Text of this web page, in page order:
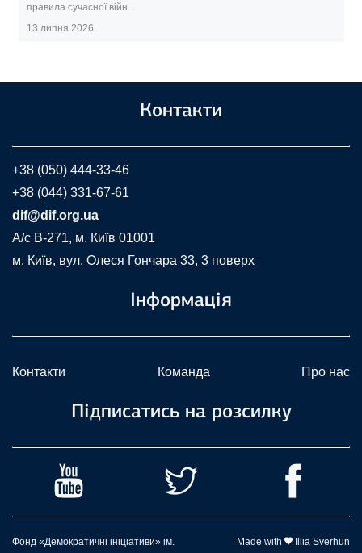
правила сучасної війн...
13 липня 2026
Контакти
+38 (050) 444-33-46
+38 (044) 331-67-61
dif@dif.org.ua
A/c В-271, м. Київ 01001
м. Київ, вул. Олеся Гончара 33, 3 поверх
Інформація
Контакти Команда Про нас
Підписатись на розсилку
Фонд «Демократичні ініціативи» ім.
Made with Illia Sverhun